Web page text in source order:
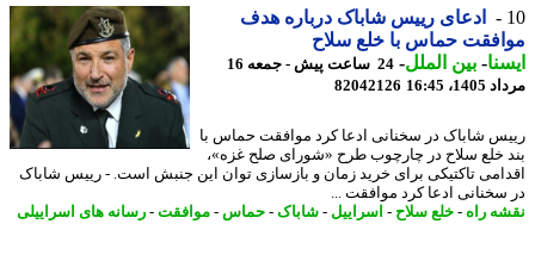
ادعای رییس شاباک درباره هدف
حماس با خلع سلاح
-بین الملل-
24 ساعت پیش - جمعه 16
16:45
82042126
شاباک در سخنانی ادعا کرد موافقت حماس با
خلع سلاح در چارچوب طرح «شورای صلح غزه»،
تاکتیکی برای خرید زمان و بازسازی توان این جنبش است. - رییس شاباک
ادعا کرد موافقت ...
راه- خلع سلاح-اسراییل -شاباک-حماس-موافقت-رسانه های اسراییلی